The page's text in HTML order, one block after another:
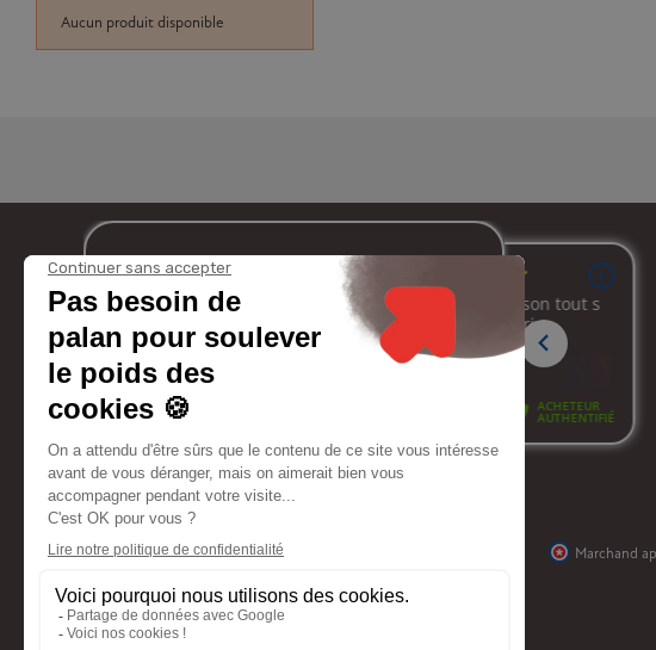
Aucun produit disponible
Marchand
MON COMPTE